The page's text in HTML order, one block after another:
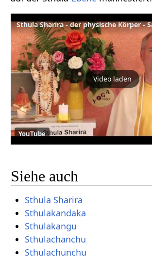
Video laden
YouTube
Siehe auch
Sthula Sharira
Sthulakandaka
Sthulakangu
Sthulachanchu
Sthulachunchu